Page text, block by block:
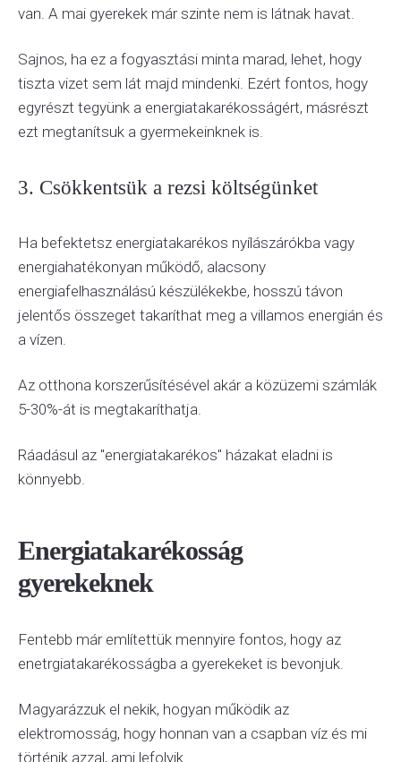
van. A mai gyerekek már szinte nem is látnak havat.
Sajnos, ha ez a fogyasztási minta marad, lehet, hogy
tiszta vizet sem lát majd mindenki. Ezért fontos, hogy
egyrészt tegyünk a energiatakarékosságért, másrészt
ezt megtanítsuk a gyermekeinknek is.
3. Csökkentsük a rezsi költségünket
Ha befektetsz energiatakarékos nyílászárókba vagy
energiahatékonyan működő, alacsony
energiafelhasználású készülékekbe, hosszú távon
jelentős összeget takaríthat meg a villamos energián és
a vízen.
Az otthona korszerűsítésével akár a közüzemi számlák
5-30%-át is megtakaríthatja.
Ráadásul az "energiatakarékos" házakat eladni is
könnyebb.
Energiatakarékosság
gyerekeknek
Fentebb már említettük mennyire fontos, hogy az
enetrgiatakarékosságba a gyerekeket is bevonjuk.
Magyarázzuk el nekik, hogyan működik az
elektromosság, hogy honnan van a csapban víz és mi
történik azzal, ami lefolyik.